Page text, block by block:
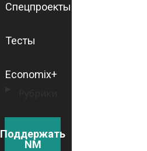
Спецпроекты
Тесты
Economix+
Поддержать
NM